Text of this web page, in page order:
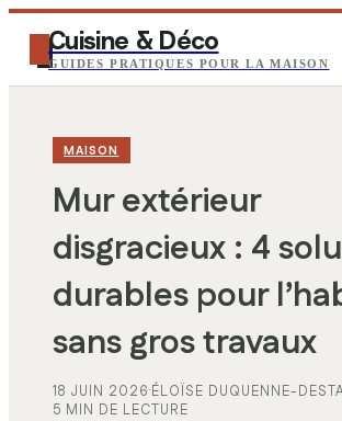
Cuisine & Déco
GUIDES PRATIQUES POUR LA MAISON
MAISON
Mur extérieur
disgracieux : 4
durables pour
sans gros travaux
18 JUIN 2026·ÉLOÏSE DUQUENNE-
5 MIN DE LECTURE